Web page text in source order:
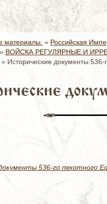
материалы. » Российская
» ВОЙСКА РЕГУЛЯРНЫЕ И
» Исторические документы 536-
536-го пехотного